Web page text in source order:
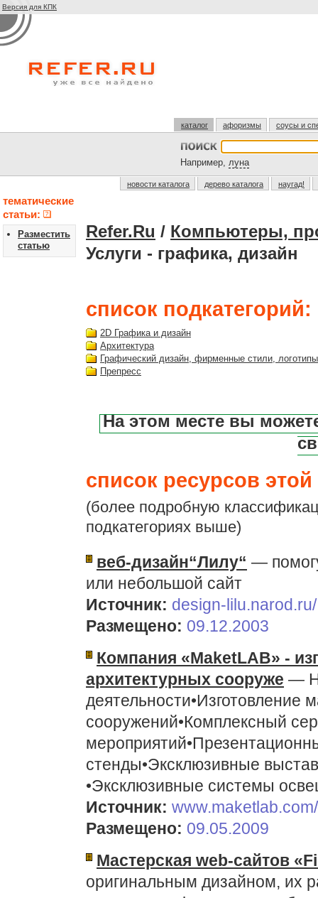
Версия для КПК
каталог афоризмы соусы и
Например, луна
новости каталога дерево каталога наугад!
тематические
статьи:
Разместить
статью
Refer.Ru / Компьютеры,
Услуги - графика, дизайн
список подкатегорий:
2D Графика и дизайн
Архитектура
Графический дизайн, фирменные стили, логотипы
Препресс
На этом месте вы
список ресурсов этой
(более подробную
подкатегориях выше)
веб-дизайн“Лилу“ —
или небольшой сайт
Источник: design-lilu.narod.ru/
Размещено: 09.12.2003
Компания «MaketLAB» -
архитектурных сооруже —
деятельности•Изготовление
сооружений•Комплексный
стенды•Эксклюзивные
•Эксклюзивные системы
Источник: www.maketlab.com/
Размещено: 09.05.2009
Мастерская web-сайтов
оригинальным дизайном, их